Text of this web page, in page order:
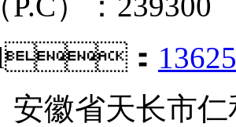
：
：安徽省天长市